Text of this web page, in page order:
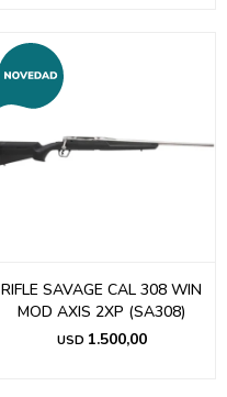
RIFLE SAVAGE CAL 308 WIN
MOD AXIS 2XP (SA308)
USD 1.500,00